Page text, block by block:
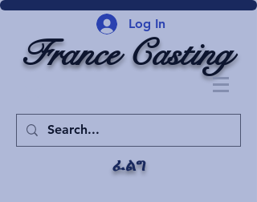
Log In
France Casting
ፈልግ